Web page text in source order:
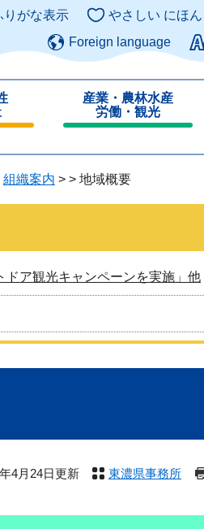
このペー
りがな表示 やさしい にほ
Foreign language
産業・農林水産
労働・観光
じ
組織案内 > > 地域概要
ア観光キャンペーンを実施」他
4月24日更新 東濃県事務所